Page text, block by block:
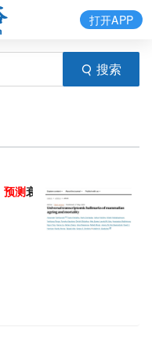
搜索
打开APP
预测衰老与死亡风险